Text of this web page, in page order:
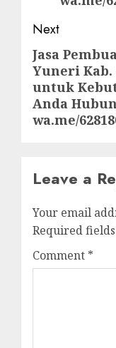
Next
Next
post:
Jasa
Yuneri
untuk
Anda
wa.me/
Leave a
Your email
Required
Comment *